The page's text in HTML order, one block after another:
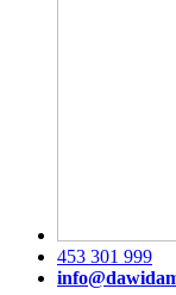
453 301 999